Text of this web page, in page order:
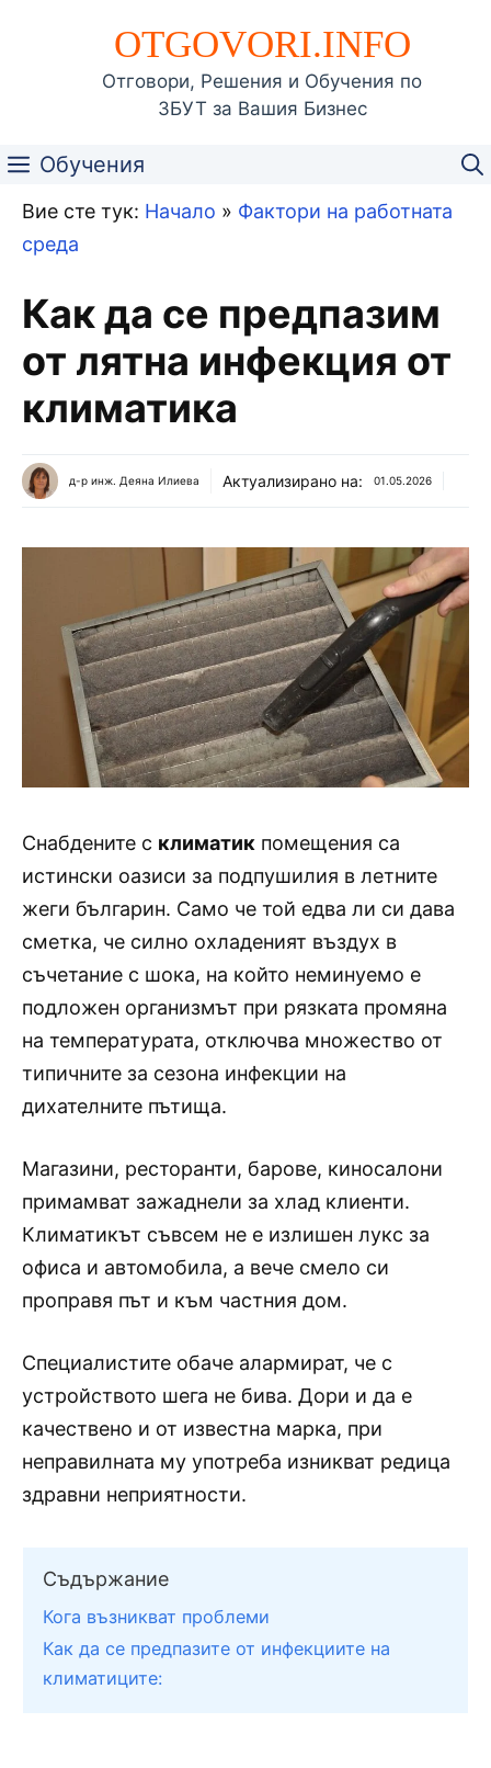
съдържаниетоOTGOVORI.INFO
Отговори, Решения и Обучения по
ЗБУТ за Вашия Бизнес
Обучения
Вие сте тук: Начало » Фактори на работната
среда
Как да се предпазим
от лятна инфекция от
климатика
д-р инж. Деяна Илиева Актуализирано на: 01.05.2026
Снабдените с климатик помещения са
истински оазиси за подпушилия в летните
жеги българин. Само че той едва ли си дава
сметка, че силно охладеният въздух в
съчетание с шока, на който неминуемо е
подложен организмът при рязката промяна
на температурата, отключва множество от
типичните за сезона инфекции на
дихателните пътища.
Магазини, ресторанти, барове, киносалони
примамват зажаднели за хлад клиенти.
Климатикът съвсем не е излишен лукс за
офиса и автомобила, а вече смело си
проправя път и към частния дом.
Специалистите обаче алармират, че с
устройството шега не бива. Дори и да е
качествено и от известна марка, при
неправилната му употреба изникват редица
здравни неприятности.
Съдържание
Кога възникват проблеми
Как да се предпазите от инфекциите на
климатиците: